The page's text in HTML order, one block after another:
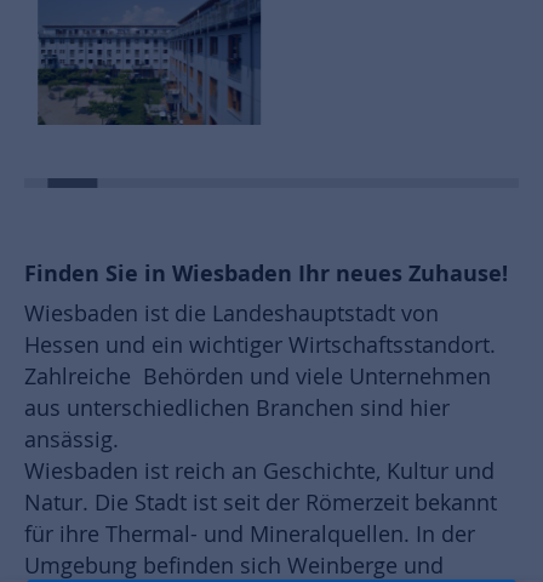
Finden Sie in Wiesbaden Ihr neues Zuhause!
Wiesbaden ist die Landeshauptstadt von
Hessen und ein wichtiger Wirtschaftsstandort.
Zahlreiche Behörden und viele Unternehmen
aus unterschiedlichen Branchen sind hier
ansässig.
Wiesbaden ist reich an Geschichte, Kultur und
Natur. Die Stadt ist seit der Römerzeit bekannt
für ihre Thermal- und Mineralquellen. In der
Umgebung befinden sich Weinberge und